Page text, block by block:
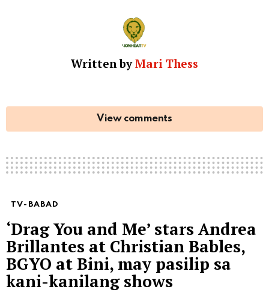
Written byMari Thess
View comments
TV-BABAD
‘Drag You and Me’ stars Andrea
Brillantes at Christian Bables,
BGYO at Bini, may pasilip sa
kani-kanilang shows